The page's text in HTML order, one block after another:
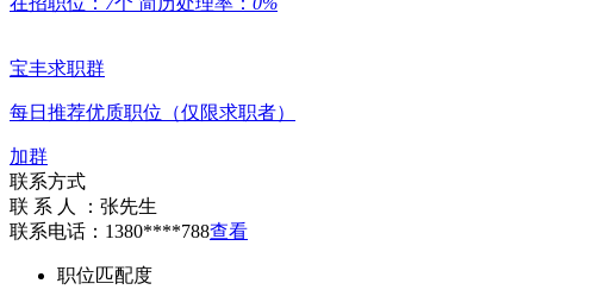
宝丰求职群
每日推荐优质职位（仅限求职者）
加群
联系方式
联 系 人 ： 张先生
联系电话： 1380****788查看
职位匹配度